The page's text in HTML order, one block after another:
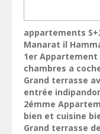
appartements
Manarat il
1er Appartement
chambres a
Grand terrasse
entrée
2émme
bien et cuisine
Grand terrasse